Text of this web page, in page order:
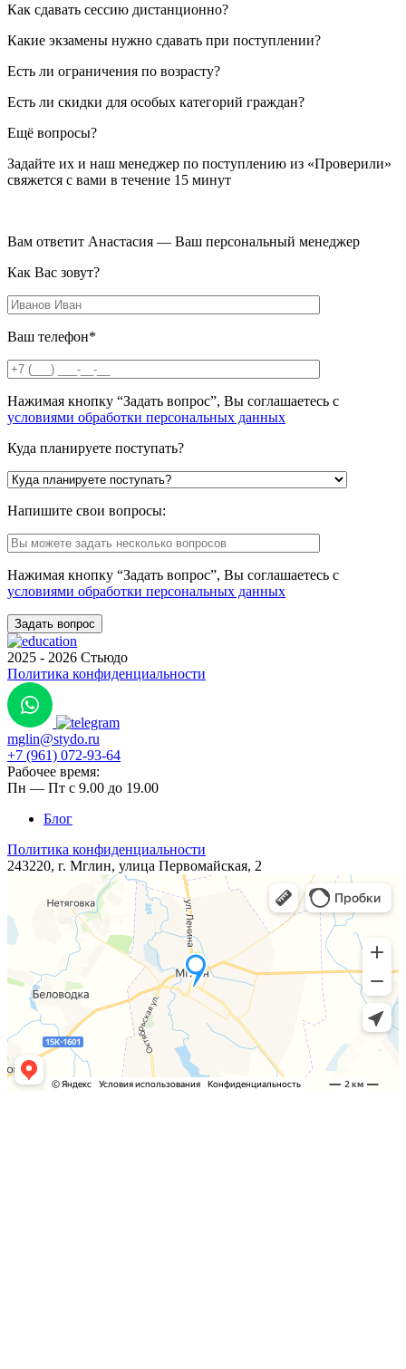
Как сдавать сессию дистанционно?
Какие экзамены нужно сдавать при поступлении?
Есть ли ограничения по возрасту?
Есть ли скидки для особых категорий граждан?
Ещё вопросы?
Задайте их и наш менеджер по поступлению из «Проверили»
свяжется с вами в течение 15 минут
Вам ответит Анастасия — Ваш персональный менеджер
Как Вас зовут?
Ваш телефон*
Нажимая кнопку “Задать вопрос”, Вы соглашаетесь с
условиями обработки персональных данных
Куда планируете поступать?
Напишите свои вопросы:
Нажимая кнопку “Задать вопрос”, Вы соглашаетесь с
условиями обработки персональных данных
2025 - 2026 Стьюдо
Политика конфиденциальности
mglin@stydo.ru
+7 (961) 072-93-64
Рабочее время:
Пн — Пт с 9.00 до 19.00
Блог
Политика конфиденциальности
243220, г. Мглин, ​улица ​Первомайская, 2